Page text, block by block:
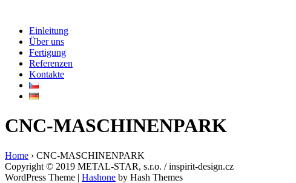
Einleitung
Über uns
Fertigung
Referenzen
Kontakte
CNC-MASCHINENPARK
Home › CNC-MASCHINENPARK
Copyright © 2019 METAL-STAR, s.r.o. / inspirit-design.cz
WordPress Theme | Hashone by Hash Themes